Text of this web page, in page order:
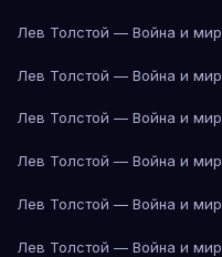
Лев Толстой — Война и мир
Лев Толстой — Война и мир
Лев Толстой — Война и мир
Лев Толстой — Война и мир
Лев Толстой — Война и мир
Лев Толстой — Война и мир